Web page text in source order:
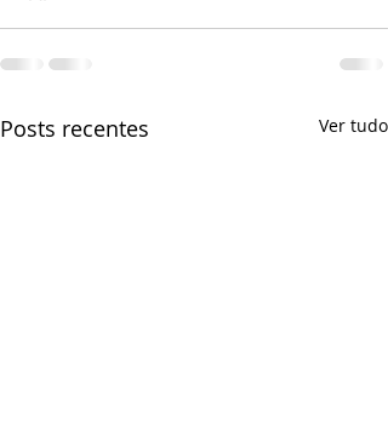
Posts recentes Ver tudo